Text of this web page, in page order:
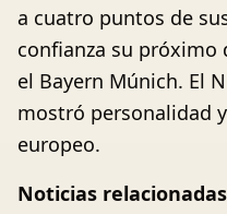
a cuatro puntos de
confianza su próximo
el Bayern Múnich. El
mostró personalidad
europeo.
Noticias relacionadas